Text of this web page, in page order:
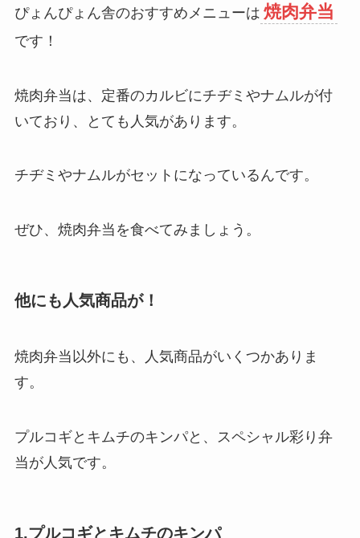
ぴょんぴょん舎のおすすめメニューは 焼肉弁当
です！
焼肉弁当は、定番のカルビにチヂミやナムルが付
いており、とても人気があります。
チヂミやナムルがセットになっているんです。
ぜひ、焼肉弁当を食べてみましょう。
他にも人気商品が！
焼肉弁当以外にも、人気商品がいくつかありま
す。
プルコギとキムチのキンパと、スペシャル彩り弁
当が人気です。
1.プルコギとキムチのキンパ